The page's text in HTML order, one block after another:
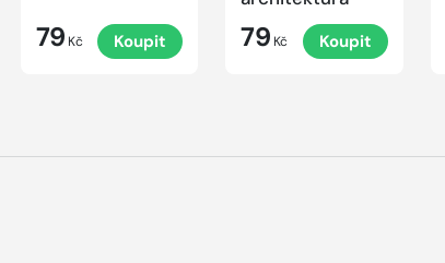
79 Kč Koupit 79 Kč Koupit